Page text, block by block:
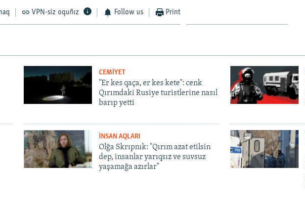
VPN-siz oquñız Follow us Print
CEMİYET
"Er kes qaça, er kes kete": cenk
Qırımdaki Rusiye turistlerine nasıl
barıp yetti
İNSAN AQLARI
Olğa Skrıpnık: "Qırım azat etilsin
dep, insanlar yarıqsız ve suvsuz
yaşamağa azırlar"